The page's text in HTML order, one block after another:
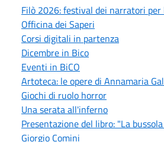
Filò 2026: festival dei narratori per
Officina dei Saperi
Corsi digitali in partenza
Dicembre in Bico
Eventi in BiCO
Artoteca: le opere di Annamaria
Giochi di ruolo horror
Una serata all'inferno
Presentazione del libro: "La
Giorgio Comini